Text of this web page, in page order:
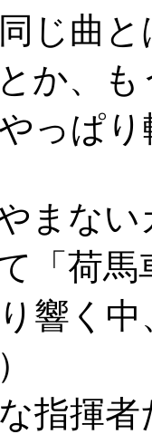
じ曲
か、
っぱ
まな
「荷
響く
指揮